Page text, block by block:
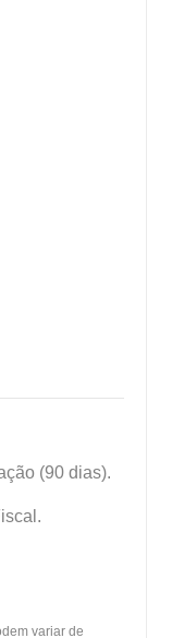
(90 dias).
variar de